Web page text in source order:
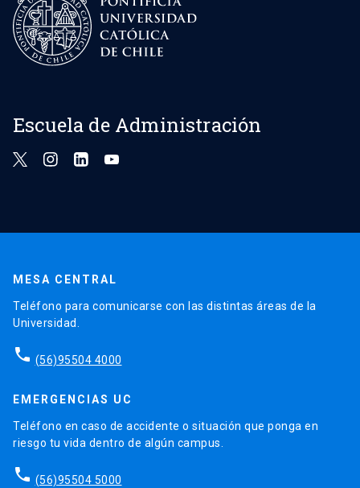
Escuela de Administración
MESA CENTRAL
Teléfono para comunicarse con las distintas áreas de la
Universidad.
phone (56)95504 4000
EMERGENCIAS UC
Teléfono en caso de accidente o situación que ponga en
riesgo tu vida dentro de algún campus.
phone (56)95504 5000